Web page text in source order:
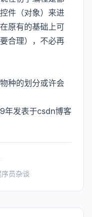
件（对象）来进
原有的基础上可
合理），不必再
种的划分或许会
年发表于csdn博客
员杂谈